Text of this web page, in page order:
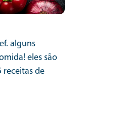
alguns
eles são
receitas de